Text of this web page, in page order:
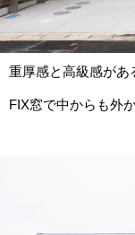
重厚感と高級感があ
FIX窓で中からも外